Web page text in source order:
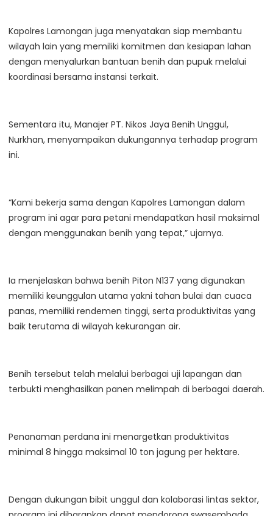
Kapolres Lamongan juga menyatakan siap membantu
wilayah lain yang memiliki komitmen dan kesiapan lahan
dengan menyalurkan bantuan benih dan pupuk melalui
koordinasi bersama instansi terkait.
Sementara itu, Manajer PT. Nikos Jaya Benih Unggul,
Nurkhan, menyampaikan dukungannya terhadap program
ini.
“Kami bekerja sama dengan Kapolres Lamongan dalam
program ini agar para petani mendapatkan hasil maksimal
dengan menggunakan benih yang tepat,” ujarnya.
Ia menjelaskan bahwa benih Piton N137 yang digunakan
memiliki keunggulan utama yakni tahan bulai dan cuaca
panas, memiliki rendemen tinggi, serta produktivitas yang
baik terutama di wilayah kekurangan air.
Benih tersebut telah melalui berbagai uji lapangan dan
terbukti menghasilkan panen melimpah di berbagai daerah.
Penanaman perdana ini menargetkan produktivitas
minimal 8 hingga maksimal 10 ton jagung per hektare.
Dengan dukungan bibit unggul dan kolaborasi lintas sektor,